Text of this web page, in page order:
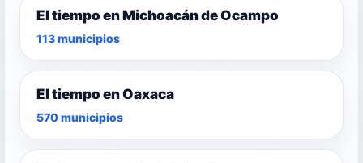
El tiempo en Michoacán de Ocampo
113 municipios
El tiempo en Oaxaca
570 municipios